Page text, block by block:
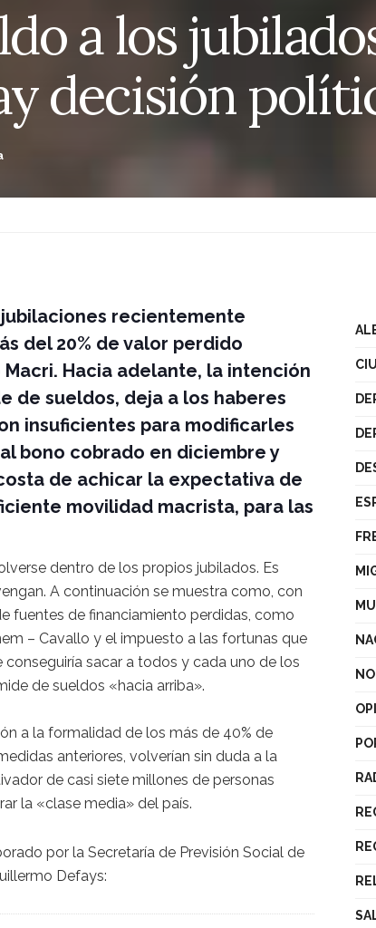
a los
decisión
recientemente
del 20% de valor perdido
Hacia adelante, la intención
de sueldos, deja a los haberes
insuficientes para modificarles
bono cobrado en diciembre y
de achicar la expectativa de
movilidad macrista, para las
dentro de los propios jubilados. Es
A continuación se muestra como, con
fuentes de financiamiento perdidas, como
– Cavallo y el impuesto a las fortunas que
sacar a todos y cada uno de los
de sueldos «hacia arriba».
a la formalidad de los más de 40% de
anteriores, volverían sin duda a la
de casi siete millones de personas
la «clase media» del país.
por la Secretaría de Previsión Social de
Defays: